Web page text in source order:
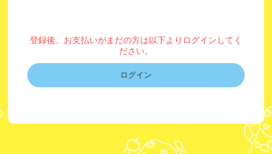
登録後、お支払いがまだの方は以下よりログインしてく
ださい。
ログイン